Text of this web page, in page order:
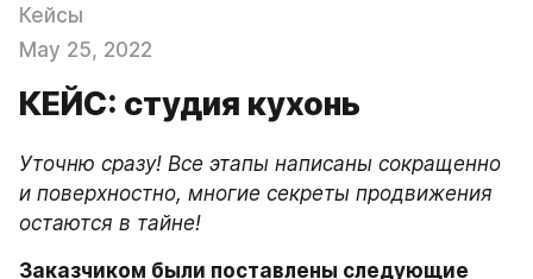
Кейсы
May 25, 2022
КЕЙС: студия кухонь
Уточню сразу! Все этапы написаны сокращенно
и поверхностно, многие секреты продвижения
остаются в тайне!
Заказчиком были поставлены следующие